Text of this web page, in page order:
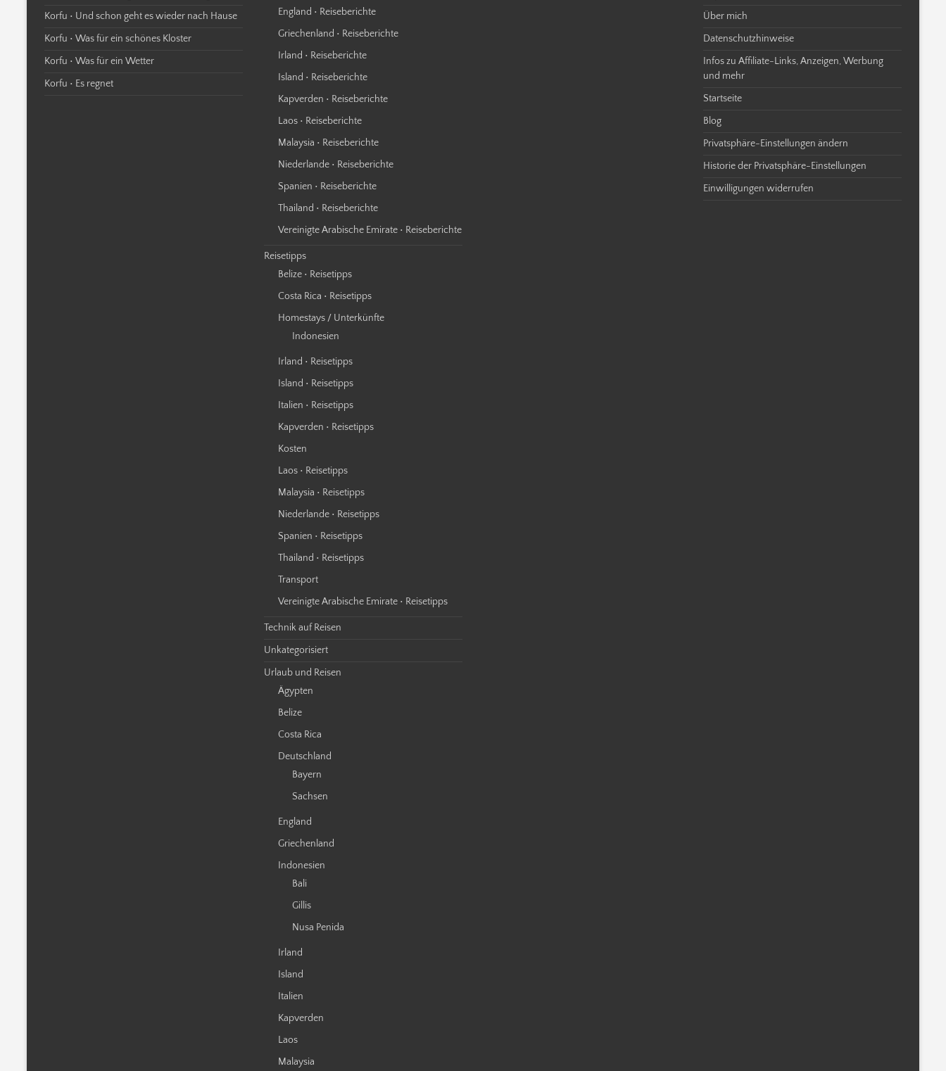
Korfu • Und schon geht es wieder nach Hause
Korfu • Was für ein schönes Kloster
Korfu • Was für ein Wetter
Korfu • Es regnet
England • Reiseberichte
Griechenland • Reiseberichte
Irland • Reiseberichte
Island • Reiseberichte
Kapverden • Reiseberichte
Laos • Reiseberichte
Malaysia • Reiseberichte
Niederlande • Reiseberichte
Spanien • Reiseberichte
Thailand • Reiseberichte
Vereinigte Arabische Emirate • Reiseberichte
Reisetipps
Belize • Reisetipps
Costa Rica • Reisetipps
Homestays / Unterkünfte
Indonesien
Irland • Reisetipps
Island • Reisetipps
Italien • Reisetipps
Kapverden • Reisetipps
Kosten
Laos • Reisetipps
Malaysia • Reisetipps
Niederlande • Reisetipps
Spanien • Reisetipps
Thailand • Reisetipps
Transport
Vereinigte Arabische Emirate • Reisetipps
Technik auf Reisen
Unkategorisiert
Urlaub und Reisen
Ägypten
Belize
Costa Rica
Deutschland
Bayern
Sachsen
England
Griechenland
Indonesien
Bali
Gillis
Nusa Penida
Irland
Island
Italien
Kapverden
Laos
Malaysia
Über mich
Datenschutzhinweise
Infos zu Affiliate-Links, Anzeigen, Werbung
und mehr
Startseite
Blog
Privatsphäre-Einstellungen ändern
Historie der Privatsphäre-Einstellungen
Einwilligungen widerrufen